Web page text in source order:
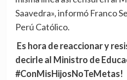
Saavedra», informó Franco
Perú Católico.
Es hora de reaccionar y
decirle al Ministro de
#ConMisHijosNoTeMetas!